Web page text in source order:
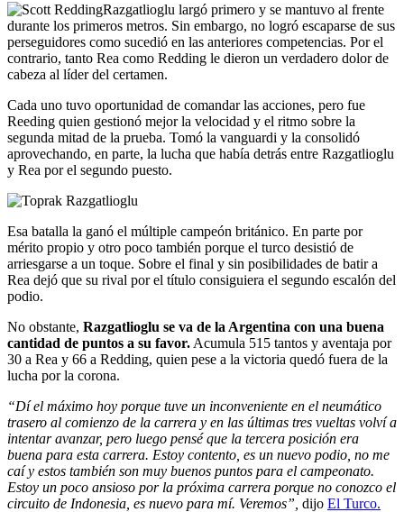
Razgatlioglu largó primero y se mantuvo al frente
durante los primeros metros. Sin embargo, no logró escaparse de sus
perseguidores como sucedió en las anteriores competencias. Por el
contrario, tanto Rea como Redding le dieron un verdadero dolor de
cabeza al líder del certamen.
Cada uno tuvo oportunidad de comandar las acciones, pero fue
Reeding quien gestionó mejor la velocidad y el ritmo sobre la
segunda mitad de la prueba. Tomó la vanguardi y la consolidó
aprovechando, en parte, la lucha que había detrás entre Razgatlioglu
y Rea por el segundo puesto.
Esa batalla la ganó el múltiple campeón británico. En parte por
mérito propio y otro poco también porque el turco desistió de
arriesgarse a un toque. Sobre el final y sin posibilidades de batir a
Rea dejó que su rival por el título consiguiera el segundo escalón del
podio.
No obstante, Razgatlioglu se va de la Argentina con una buena
cantidad de puntos a su favor. Acumula 515 tantos y aventaja por
30 a Rea y 66 a Redding, quien pese a la victoria quedó fuera de la
lucha por la corona.
“Dí el máximo hoy porque tuve un inconveniente en el neumático
trasero al comienzo de la carrera y en las últimas tres vueltas volví a
intentar avanzar, pero luego pensé que la tercera posición era
buena para esta carrera. Estoy contento, es un nuevo podio, no me
caí y estos también son muy buenos puntos para el campeonato.
Estoy un poco ansioso por la próxima carrera porque no conozco el
circuito de Indonesia, es nuevo para mí. Veremos”, dijo El Turco.